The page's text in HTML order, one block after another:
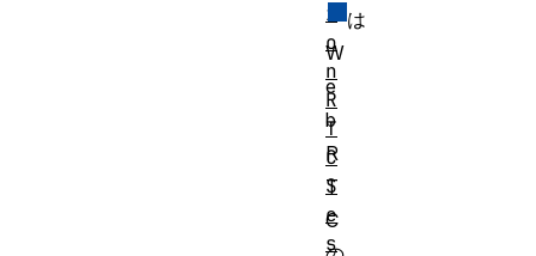
は
W
e
b
R
T
C
i
o
n
R
T
C
S
e
s